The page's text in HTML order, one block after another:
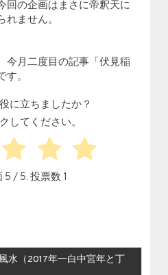
回の企画はまさに帝釈天に
ません。
今月二度目の記事「伏見稲
。
に立ちましたか？
してください。
5 / 5. 投票数 1
ョン
水（2017年一白中宮年と丁